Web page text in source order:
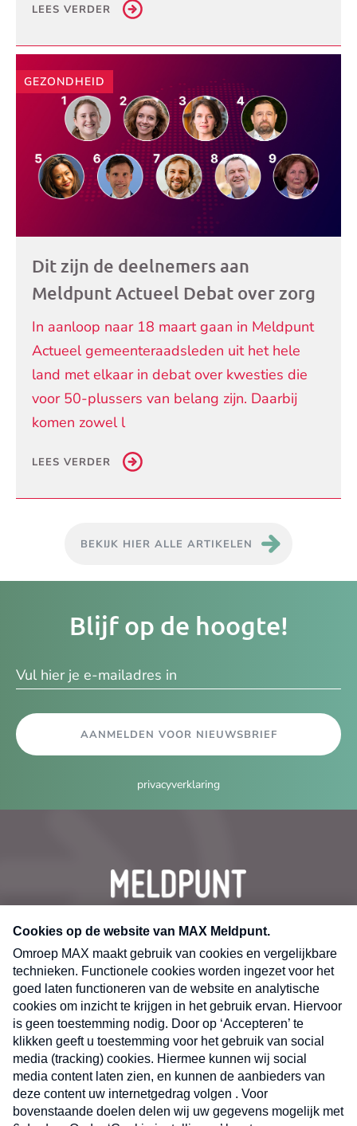
LEES VERDER
GEZONDHEID
Dit zijn de deelnemers aan
Meldpunt Actueel Debat over zorg
In aanloop naar 18 maart gaan in Meldpunt
Actueel gemeenteraadsleden uit het hele
land met elkaar in debat over kwesties die
voor 50-plussers van belang zijn. Daarbij
komen zowel l
LEES VERDER
BEKIJK HIER ALLE ARTIKELEN
Blijf op de hoogte!
AANMELDEN VOOR NIEUWSBRIEF
privacyverklaring
CONTACT
Volg ons op